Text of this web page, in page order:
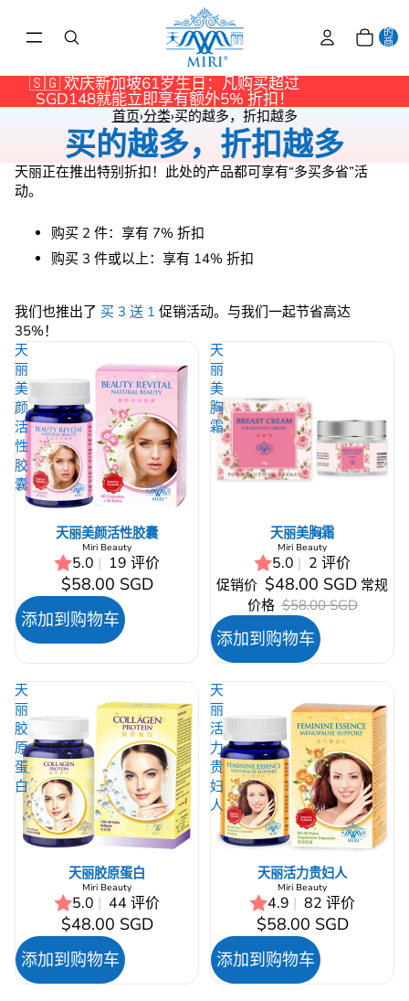
的
商
🇸🇬 欢庆新加坡61岁生日：凡购买超过
SGD148就能立即享有额外5% 折扣！
首页›分类›买的越多，折扣越多
买的越多，折扣越多
天丽正在推出特别折扣！此处的产品都可享有“多买多省”活
动。
购买 2 件：享有 7% 折扣
购买 3 件或以上：享有 14% 折扣
我们也推出了 买 3 送 1 促销活动。与我们一起节省高达
35%！
天
丽
美
颜
活
性
胶
囊
天丽美颜活性胶囊
Miri Beauty
5.0 | 19 评价
$58.00 SGD
添加到购物车
天
丽
美
胸
霜
天丽美胸霜
Miri Beauty
5.0 | 2 评价
促销价 $48.00 SGD 常规
价格 $58.00 SGD
添加到购物车
天
丽
胶
原
蛋
白
天丽胶原蛋白
Miri Beauty
5.0 | 44 评价
$48.00 SGD
添加到购物车
天
丽
活
力
贵
妇
人
天丽活力贵妇人
Miri Beauty
4.9 | 82 评价
$58.00 SGD
添加到购物车